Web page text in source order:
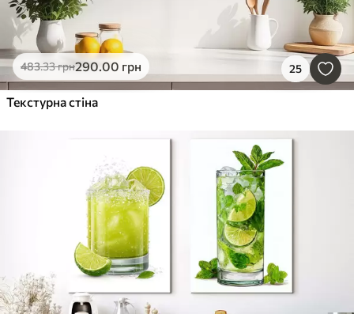
483.33грн290.00 грн 25
Текстурна стіна